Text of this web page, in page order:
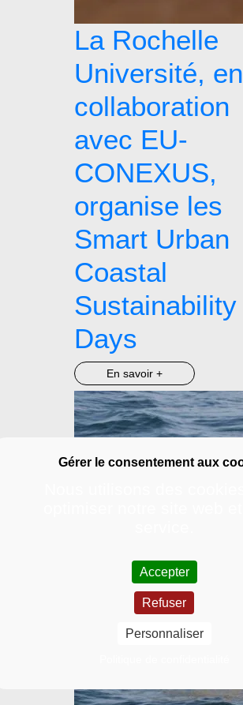
La Rochelle
Université, en
collaboration
avec EU-
CONEXUS,
organise les
Smart Urban
Coastal
Sustainability
Days
En savoir +
Accepter
Refuser
Personnaliser